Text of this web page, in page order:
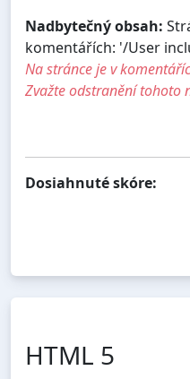
Nadbytečný obsah:
komentářích: '/User
Na stránce je v
Zvažte odstranění tohoto
Dosiahnuté skóre:
HTML 5